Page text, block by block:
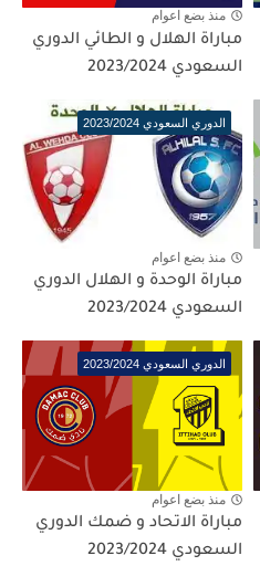
منذ بضع اعوام
مباراة الهلال و الطائي الدوري
السعودي 2023/2024
الدوري السعودي 2023/2024
منذ بضع اعوام
مباراة الوحدة و الهلال الدوري
السعودي 2023/2024
الدوري السعودي 2023/2024
منذ بضع اعوام
مباراة الاتحاد و ضمك الدوري
السعودي 2023/2024